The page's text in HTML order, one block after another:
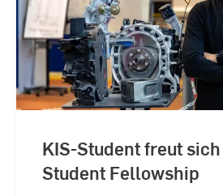
KIS-Student freut
Student Fellowship